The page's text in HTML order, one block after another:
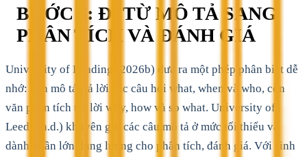
BƯỚC 5: ĐI TỪ MÔ TẢ SANG
PHÂN TÍCH VÀ ĐÁNH GIÁ
University of Reading (2026b) đưa ra một phép phân biệt dễ
nhớ: văn mô tả trả lời các câu hỏi what, when và who, còn
văn phân tích trả lời why, how và so what. University of
Leeds (n.d.) khuyên giữ các câu mô tả ở mức tối thiểu và
dành phần lớn dung lượng cho phân tích, đánh giá. Với sinh